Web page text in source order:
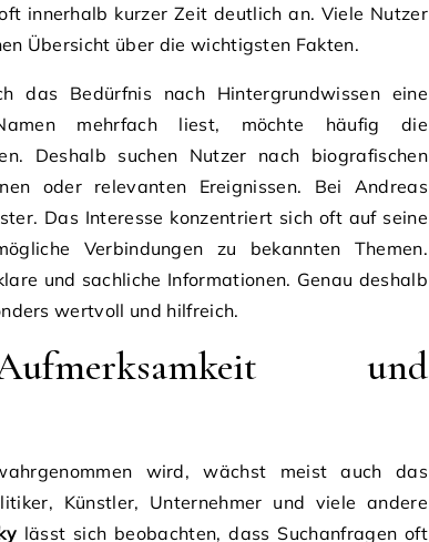
innerhalb kurzer Zeit deutlich an. Viele Nutzer
Übersicht über die wichtigsten Fakten.
das Bedürfnis nach Hintergrundwissen eine
mehrfach liest, möchte häufig die
Deshalb suchen Nutzer nach biografischen
oder relevanten Ereignissen. Bei Andreas
Das Interesse konzentriert sich oft auf seine
Verbindungen zu bekannten Themen.
und sachliche Informationen. Genau deshalb
wertvoll und hilfreich.
und
wird, wächst meist auch das
Künstler, Unternehmer und viele andere
lässt sich beobachten, dass Suchanfragen oft